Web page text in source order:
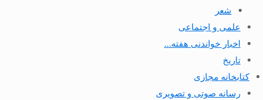
شعر
علمی و اجتماعی
اخبار خواندنی هفته…
تاریخ
کتابخانه مجازی
رسانه صوتی و تصویری